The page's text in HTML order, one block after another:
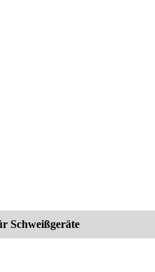
Schweißgeräte